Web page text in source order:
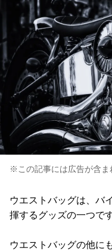
※この記事には広告が含ま
ウエストバッグは、バ
揮するグッズの一つです
ウエストバッグの他に